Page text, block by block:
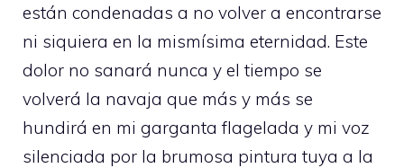
están condenadas a no volver a encontrarse
ni siquiera en la mismísima eternidad. Este
dolor no sanará nunca y el tiempo se
volverá la navaja que más y más se
hundirá en mi garganta flagelada y mi voz
silenciada por la brumosa pintura tuya a la